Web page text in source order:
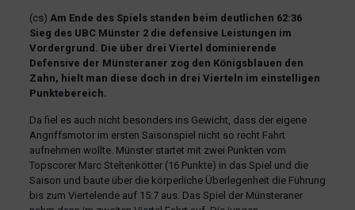
(cs) Am Ende des Spiels standen beim deutlichen 62:36
Sieg des UBC Münster 2 die defensive Leistungen im
Vordergrund. Die über drei Viertel dominierende
Defensive der Münsteraner zog den Königsblauen den
Zahn, hielt man diese doch in drei Vierteln im einstelligen
Punktebereich.
Da fiel es auch nicht besonders ins Gewicht, dass der eigene
Angriffsmotor im ersten Saisonspiel nicht so recht Fahrt
aufnehmen wollte. Münster startet mit zwei Punkten vom
Topscorer Marc Steltenkötter (16 Punkte) in das Spiel und die
Saison und baute über die körperliche Überlegenheit die Führung
bis zum Viertelende auf 15:7 aus. Das Spiel der Münsteraner